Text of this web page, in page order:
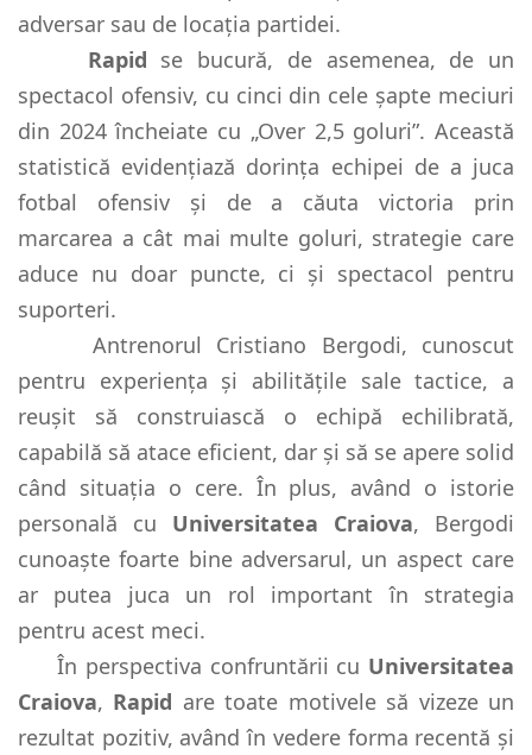
adversar sau de locația partidei.
Rapid se bucură, de asemenea, de un
spectacol ofensiv, cu cinci din cele șapte meciuri
din 2024 încheiate cu „Over 2,5 goluri”. Această
statistică evidențiază dorința echipei de a juca
fotbal ofensiv și de a căuta victoria prin
marcarea a cât mai multe goluri, strategie care
aduce nu doar puncte, ci și spectacol pentru
suporteri.
Antrenorul Cristiano Bergodi, cunoscut
pentru experiența și abilitățile sale tactice, a
reușit să construiască o echipă echilibrată,
capabilă să atace eficient, dar și să se apere solid
când situația o cere. În plus, având o istorie
personală cu Universitatea Craiova, Bergodi
cunoaște foarte bine adversarul, un aspect care
ar putea juca un rol important în strategia
pentru acest meci.
În perspectiva confruntării cu Universitatea
Craiova, Rapid are toate motivele să vizeze un
rezultat pozitiv, având în vedere forma recentă și